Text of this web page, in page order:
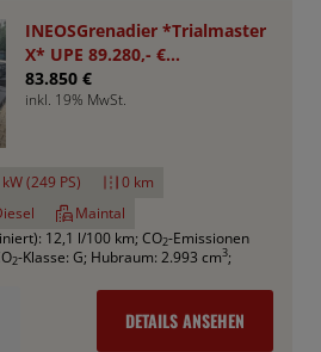
INEOSGrenadier *Trialmaster
X* UPE 89.280,- €
*Aktionspreis*
83.850 €
inkl. 19% MwSt.
(249 PS)
0 km
Maintal
12,1 l/100 km; CO2-Emissionen
2-Klasse: G; Hubraum: 2.993 cm3;
DETAILS ANSEHEN